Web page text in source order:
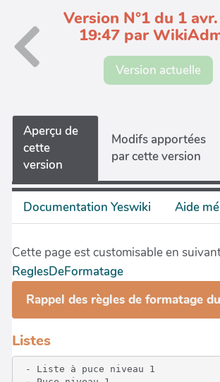
Version N°1 du 1
19:47 par
Version actuelle
Aperçu de
cette
version
Modifs apportées
par cette version